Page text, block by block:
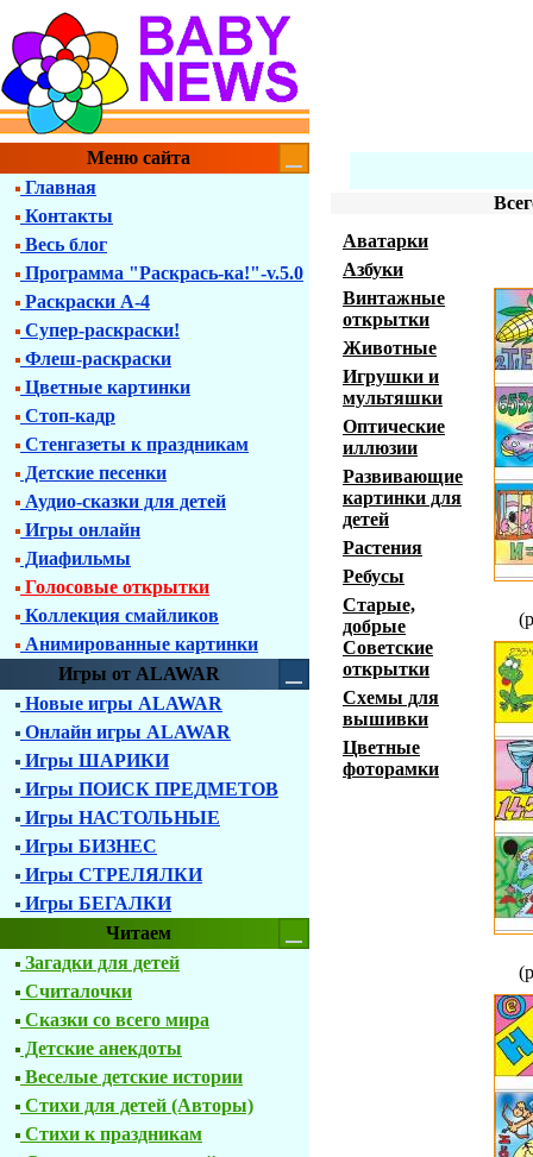
Меню сайта
Главная
Контакты
Весь блог
Программа "Раскрась-ка!"-v.5.0
Раскраски А-4
Супер-раскраски!
Флеш-раскраски
Цветные картинки
Стоп-кадр
Стенгазеты к праздникам
Детские песенки
Аудио-сказки для детей
Игры онлайн
Диафильмы
Голосовые открытки
Коллекция смайликов
Анимированные картинки
Игры от ALAWAR
Новые игры ALAWAR
Онлайн игры ALAWAR
Игры ШАРИКИ
Игры ПОИСК ПРЕДМЕТОВ
Игры НАСТОЛЬНЫЕ
Игры БИЗНЕС
Игры СТРЕЛЯЛКИ
Игры БЕГАЛКИ
Читаем
Загадки для детей
Считалочки
Сказки со всего мира
Детские анекдоты
Веселые детские истории
Стихи для детей (Авторы)
Стихи к праздникам
Аватарки
Азбуки
Винтажные
открытки
Животные
Игрушки и
мультяшки
Оптические
иллюзии
Развивающие
картинки для
детей
Растения
Ребусы
Старые,
добрые
Советские
открытки
Схемы для
вышивки
Цветные
фоторамки